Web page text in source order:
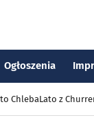
Ogłoszenia
ChlebaLato z